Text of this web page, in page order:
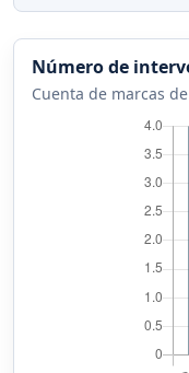
Número de
Cuenta de marcas